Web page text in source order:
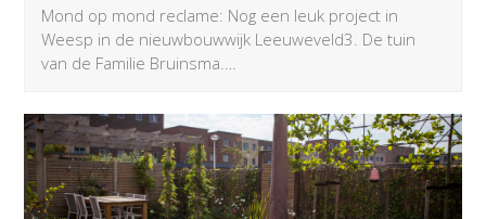
Mond op mond reclame: Nog een leuk project in
Weesp in de nieuwbouwwijk Leeuweveld3. De tuin
van de Familie Bruinsma.…